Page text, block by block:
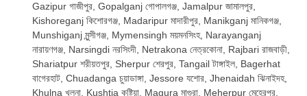
Gazipur গাজীপুর, Gopalganj গোপালগঞ্জ, Jamalpur জামালপুর,
Kishoreganj কিশোরগঞ্জ, Madaripur মাদারীপুর, Manikganj মানিকগঞ্জ,
Munshiganj মুন্সীগঞ্জ, Mymensingh ময়মনসিংহ, Narayanganj
নারায়ণগঞ্জ, Narsingdi নরসিংদী, Netrakona নেত্রকোনা, Rajbari রাজবাড়ী,
Shariatpur শরীয়তপুর, Sherpur শেরপুর, Tangail টাঙ্গাইল, Bagerhat
বাগেরহাট, Chuadanga চুয়াডাঙ্গা, Jessore যশোর, Jhenaidah ঝিনাইদহ,
Khulna খুলনা, Kushtia কুষ্টিয়া, Magura মাগুরা, Meherpur মেহেরপুর,